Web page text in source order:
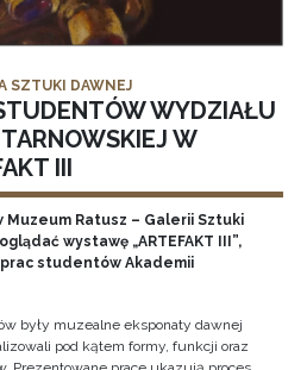
SZTUKI DAWNEJ
WYDZIAŁU
W
III
Muzeum Ratusz – Galerii Sztuki
wystawę „ARTEFAKT III”,
studentów Akademii
były muzealne eksponaty dawnej
pod kątem formy, funkcji oraz